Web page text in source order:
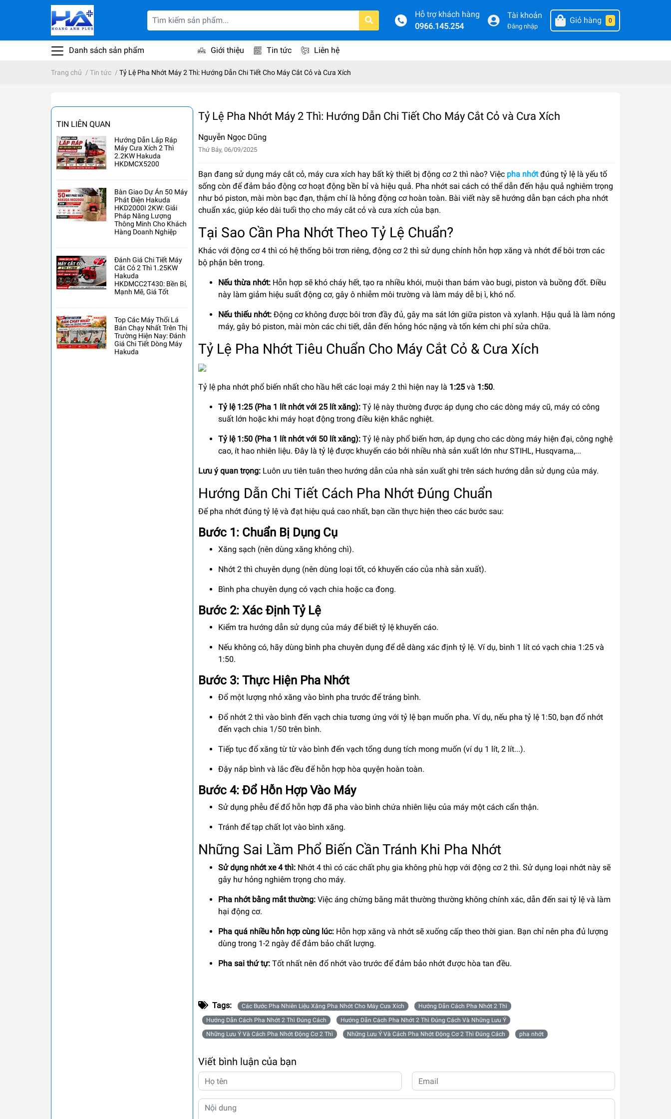
Hỗ trợ khách hàng
0966.145.254
Tài khoản
Đăng nhập
Giỏ hàng 0
Danh sách sản phẩm Giới thiệu Tin tức Liên hệ
Trang chủ / Tin tức / Tỷ Lệ Pha Nhớt Máy 2 Thì: Hướng Dẫn Chi Tiết Cho Máy Cắt Cỏ và Cưa Xích
TIN LIÊN QUAN
Hướng Dẫn Lắp Ráp
Máy Cưa Xích 2 Thì
2.2KW Hakuda
HKDMCX5200
Bàn Giao Dự Án 50 Máy
Phát Điện Hakuda
HKD2000I 2KW: Giải
Pháp Năng Lượng
Thông Minh Cho Khách
Hàng Doanh Nghiệp
Đánh Giá Chi Tiết Máy
Cắt Cỏ 2 Thì 1.25KW
Hakuda
HKDMCC2T430: Bền Bỉ,
Mạnh Mẽ, Giá Tốt
Top Các Máy Thổi Lá
Bán Chạy Nhất Trên Thị
Trường Hiện Nay: Đánh
Giá Chi Tiết Dòng Máy
Hakuda
Tỷ Lệ Pha Nhớt Máy 2 Thì: Hướng Dẫn Chi Tiết Cho Máy Cắt Cỏ và Cưa Xích
Nguyễn Ngọc Dũng
Thứ Bảy, 06/09/2025
Bạn đang sử dụng máy cắt cỏ, máy cưa xích hay bất kỳ thiết bị động cơ 2 thì nào? Việc pha nhớtđúng tỷ lệ là yếu tố
sống còn để đảm bảo động cơ hoạt động bền bỉ và hiệu quả. Pha nhớt sai cách có thể dẫn đến hậu quả nghiêm trọng
như bó piston, mài mòn bạc đạn, thậm chí là hỏng động cơ hoàn toàn. Bài viết này sẽ hướng dẫn bạn cách pha nhớt
chuẩn xác, giúp kéo dài tuổi thọ cho máy cắt cỏ và cưa xích của bạn.
Tại Sao Cần Pha Nhớt Theo Tỷ Lệ Chuẩn?
Khác với động cơ 4 thì có hệ thống bôi trơn riêng, động cơ 2 thì sử dụng chính hỗn hợp xăng và nhớt để bôi trơn các
bộ phận bên trong.
Nếu thừa nhớt: Hỗn hợp sẽ khó cháy hết, tạo ra nhiều khói, muội than bám vào bugi, piston và buồng đốt. Điều
này làm giảm hiệu suất động cơ, gây ô nhiễm môi trường và làm máy dễ bị ì, khó nổ.
Nếu thiếu nhớt: Động cơ không được bôi trơn đầy đủ, gây ma sát lớn giữa piston và xylanh. Hậu quả là làm nóng
máy, gây bó piston, mài mòn các chi tiết, dẫn đến hỏng hóc nặng và tốn kém chi phí sửa chữa.
Tỷ Lệ Pha Nhớt Tiêu Chuẩn Cho Máy Cắt Cỏ & Cưa Xích
Tỷ lệ pha nhớt phổ biến nhất cho hầu hết các loại máy 2 thì hiện nay là 1:25 và 1:50.
Tỷ lệ 1:25 (Pha 1 lít nhớt với 25 lít xăng): Tỷ lệ này thường được áp dụng cho các dòng máy cũ, máy có công
suất lớn hoặc khi máy hoạt động trong điều kiện khắc nghiệt.
Tỷ lệ 1:50 (Pha 1 lít nhớt với 50 lít xăng): Tỷ lệ này phổ biến hơn, áp dụng cho các dòng máy hiện đại, công nghệ
cao, ít hao nhiên liệu. Đây là tỷ lệ được khuyến cáo bởi nhiều nhà sản xuất lớn như STIHL, Husqvarna,...
Lưu ý quan trọng: Luôn ưu tiên tuân theo hướng dẫn của nhà sản xuất ghi trên sách hướng dẫn sử dụng của máy.
Hướng Dẫn Chi Tiết Cách Pha Nhớt Đúng Chuẩn
Để pha nhớt đúng tỷ lệ và đạt hiệu quả cao nhất, bạn cần thực hiện theo các bước sau:
Bước 1: Chuẩn Bị Dụng Cụ
Xăng sạch (nên dùng xăng không chì).
Nhớt 2 thì chuyên dụng (nên dùng loại tốt, có khuyến cáo của nhà sản xuất).
Bình pha chuyên dụng có vạch chia hoặc ca đong.
Bước 2: Xác Định Tỷ Lệ
Kiểm tra hướng dẫn sử dụng của máy để biết tỷ lệ khuyến cáo.
Nếu không có, hãy dùng bình pha chuyên dụng để dễ dàng xác định tỷ lệ. Ví dụ, bình 1 lít có vạch chia 1:25 và
1:50.
Bước 3: Thực Hiện Pha Nhớt
Đổ một lượng nhỏ xăng vào bình pha trước để tráng bình.
Đổ nhớt 2 thì vào bình đến vạch chia tương ứng với tỷ lệ bạn muốn pha. Ví dụ, nếu pha tỷ lệ 1:50, bạn đổ nhớt
đến vạch chia 1/50 trên bình.
Tiếp tục đổ xăng từ từ vào bình đến vạch tổng dung tích mong muốn (ví dụ 1 lít, 2 lít...).
Đậy nắp bình và lắc đều để hỗn hợp hòa quyện hoàn toàn.
Bước 4: Đổ Hỗn Hợp Vào Máy
Sử dụng phễu để đổ hỗn hợp đã pha vào bình chứa nhiên liệu của máy một cách cẩn thận.
Tránh để tạp chất lọt vào bình xăng.
Những Sai Lầm Phổ Biến Cần Tránh Khi Pha Nhớt
Sử dụng nhớt xe 4 thì: Nhớt 4 thì có các chất phụ gia không phù hợp với động cơ 2 thì. Sử dụng loại nhớt này sẽ
gây hư hỏng nghiêm trọng cho máy.
Pha nhớt bằng mắt thường: Việc áng chừng bằng mắt thường thường không chính xác, dẫn đến sai tỷ lệ và làm
hại động cơ.
Pha quá nhiều hỗn hợp cùng lúc: Hỗn hợp xăng và nhớt sẽ xuống cấp theo thời gian. Bạn chỉ nên pha đủ lượng
dùng trong 1-2 ngày để đảm bảo chất lượng.
Pha sai thứ tự: Tốt nhất nên đổ nhớt vào trước để đảm bảo nhớt được hòa tan đều.
Tags: Các Bước Pha Nhiên Liệu Xăng Pha Nhớt Cho Máy Cưa Xích
Hướng Dẫn Cách Pha Nhớt 2 Thì
Hướng Dẫn Cách Pha Nhớt 2 Thì Đúng Cách
Hướng Dẫn Cách Pha Nhớt 2 Thì Đúng Cách Và Những Lưu Ý
Những Lưu Ý Và Cách Pha Nhớt Động Cơ 2 Thì
Những Lưu Ý Và Cách Pha Nhớt Động Cơ 2 Thì Đúng Cách pha nhớt
Viết bình luận của bạn